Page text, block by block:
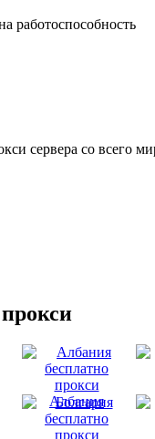
работоспособность
сервера со всего
Албания